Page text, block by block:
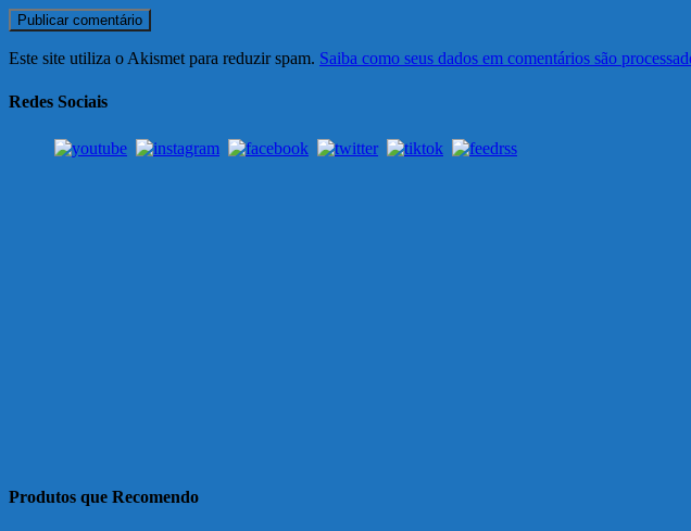
Este site utiliza o Akismet para reduzir spam. Saiba como seus dados em comentários são
Redes Sociais
Produtos que Recomendo